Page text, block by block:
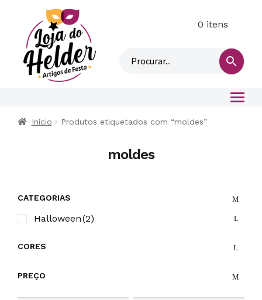
n
0 itens
Início Produtos etiquetados com “moldes”
moldes
CATEGORIAS
Halloween(2)
CORES
PREÇO